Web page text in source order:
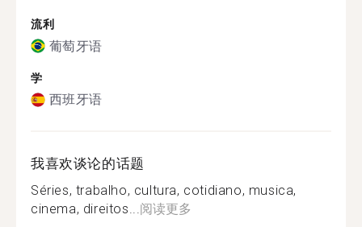
流利
葡萄牙语
学
西班牙语
我喜欢谈论的话题
Séries, trabalho, cultura, cotidiano, musica,
cinema, direitos...阅读更多